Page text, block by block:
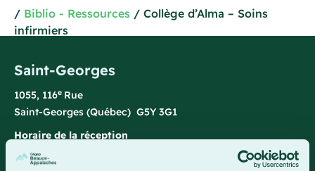
/ Biblio - Ressources / Collège d’Alma – Soins
infirmiers
Saint-Georges
1055, 116e Rue
Saint-Georges (Québec) G5Y 3G1
Horaire de la réception
Lundi-vendredi : 7 h 45 à 15 h 45